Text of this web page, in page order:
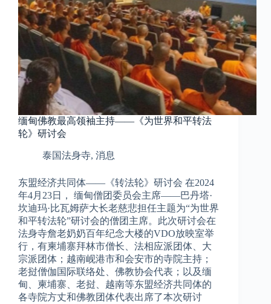
缅甸佛教最高领袖主持——《为世界和平转法
轮》研讨会
泰国法身寺, 消息
东盟经济共同体——《转法轮》研讨会 在2024
年4月23日， 缅甸僧团委员会主席——巴丹塔·
坎迪玛·比瓦姆萨大长老慈悲担任主题为“为世界
和平转法轮”研讨会的僧团主席。此次研讨会在
法身寺詹老奶奶百年纪念大楼的VDO放映室举
行，有柬埔寨拜林市僧长、法相应派团体、大
宗派团体；越南岘港市和会安市的寺院主持；
老挝僧伽国际联络处、佛教协会代表；以及缅
甸、柬埔寨、老挝、越南等东盟经济共同体的
各寺院方丈和佛教团体代表出席了本次研讨